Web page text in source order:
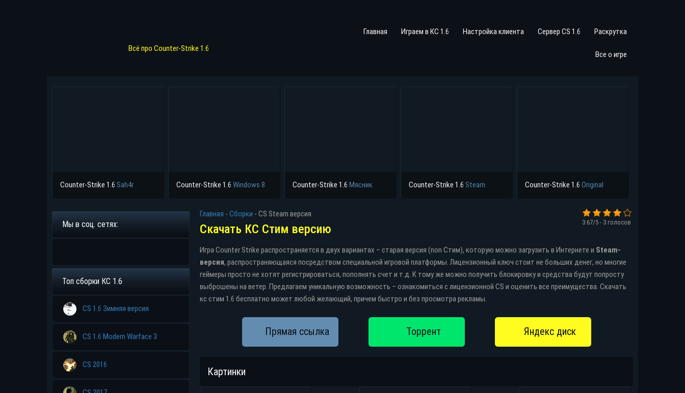
Всё про Counter-Strike 1.6
Главная Играем в КС 1.6 Настройка клиента Сервер CS 1.6 Раскрутка
Все о игре
Counter-Strike 1.6 Sah4r Counter-Strike 1.6 Windows 8 Counter-Strike 1.6 Мясник Counter-Strike 1.6 Steam Counter-Strike 1.6 Original
Мы в соц. сетях:
Топ сборки КС 1.6
CS 1.6 Зимняя версия
CS 1.6 Modern Warface 3
CS 2016
3.67/5 - 3 голосов
Главная - Сборки - CS Steam версия
Скачать КС Стим версию
Игра Counter Strike распространяется в двух вариантах – старая версия (non Стим), которую можно загрузить в Интернете и Steam-
версия, распространяющаяся посредством специальной игровой платформы. Лицензионный ключ стоит не больших денег, но многие
геймеры просто не хотят регистрироваться, пополнять счет и т.д. К тому же можно получить блокировку и средства будут попросту
выброшены на ветер. Предлагаем уникальную возможность – ознакомиться с лицензионной CS и оценить все преимущества. Скачать
кс стим 1.6 бесплатно может любой желающий, причем быстро и без просмотра рекламы.
Торрент
Картинки